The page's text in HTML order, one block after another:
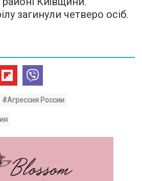
загинули четверо осіб.
#Агрессия России